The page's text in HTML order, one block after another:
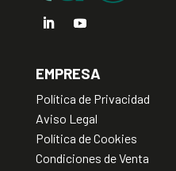
EMPRESA
Política de Privacidad
Aviso Legal
Política de Cookies
Condiciones de Venta